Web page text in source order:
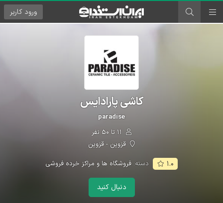
ورود کاربر
کاشی پارادایس
paradise
قزوین - قزوین
۱.۰ دسته: فروشگاه ها و مراکز خرده فروشی
دنبال کنید